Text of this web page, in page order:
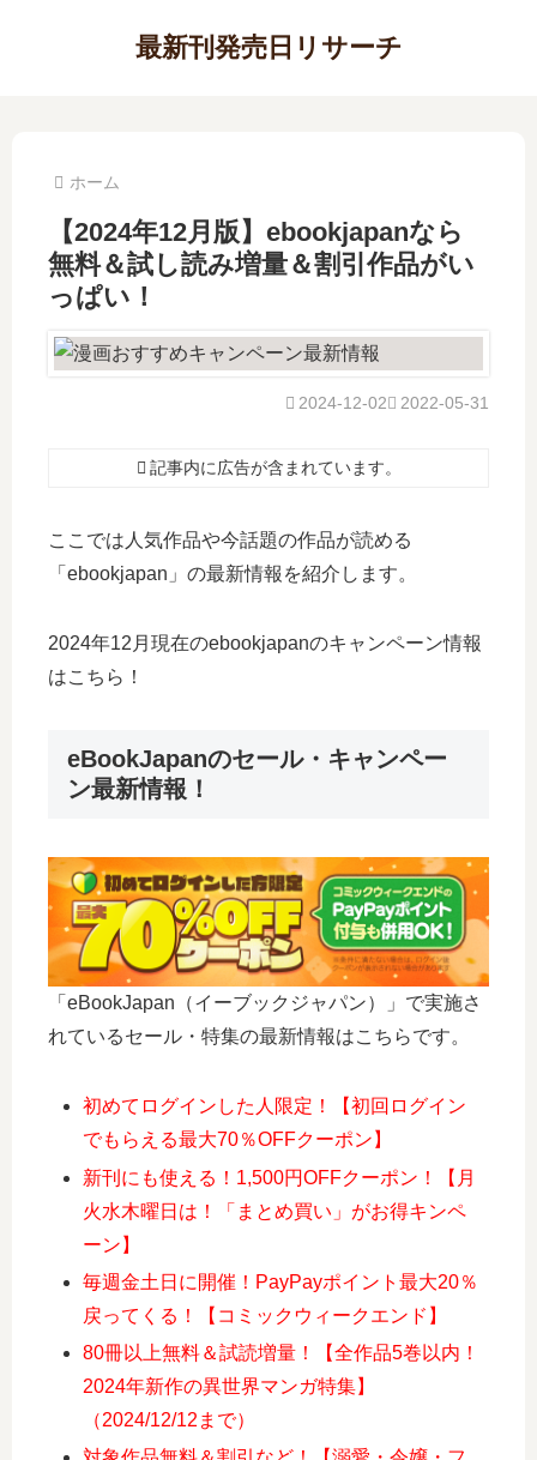
最新刊発売日リサーチ
ホーム
【2024年12月版】ebookjapanなら
無料＆試し読み増量＆割引作品がい
っぱい！
2022-05-31
2024-12-02
記事内に広告が含まれています。
ここでは人気作品や今話題の作品が読める
「ebookjapan」の最新情報を紹介します。
2024年12月現在のebookjapanのキャンペーン情報
はこちら！
eBookJapanのセール・キャンペー
ン最新情報！
「eBookJapan（イーブックジャパン）」で実施さ
れているセール・特集の最新情報はこちらです。
初めてログインした人限定！【初回ログイン
でもらえる最大70％OFFクーポン】
新刊にも使える！1,500円OFFクーポン！【月
火水木曜日は！「まとめ買い」がお得キンペ
ーン】
毎週金土日に開催！PayPayポイント最大20％
戻ってくる！【コミックウィークエンド】
80冊以上無料＆試読増量！【全作品5巻以内！
2024年新作の異世界マンガ特集】
（2024/12/12まで）